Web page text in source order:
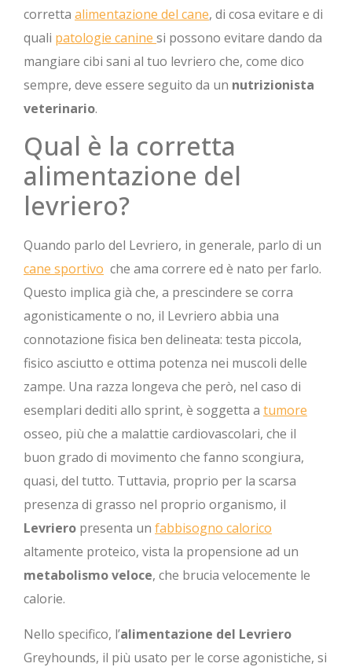
corretta alimentazione del cane, di cosa evitare e di
quali patologie canine si possono evitare dando da
mangiare cibi sani al tuo levriero che, come dico
sempre, deve essere seguito da un nutrizionista
veterinario.
Qual è la corretta
alimentazione del
levriero?
Quando parlo del Levriero, in generale, parlo di un
cane sportivo che ama correre ed è nato per farlo.
Questo implica già che, a prescindere se corra
agonisticamente o no, il Levriero abbia una
connotazione fisica ben delineata: testa piccola,
fisico asciutto e ottima potenza nei muscoli delle
zampe. Una razza longeva che però, nel caso di
esemplari dediti allo sprint, è soggetta a tumore
osseo, più che a malattie cardiovascolari, che il
buon grado di movimento che fanno scongiura,
quasi, del tutto. Tuttavia, proprio per la scarsa
presenza di grasso nel proprio organismo, il
Levriero presenta un fabbisogno calorico
altamente proteico, vista la propensione ad un
metabolismo veloce, che brucia velocemente le
calorie.
Nello specifico, l’alimentazione del Levriero
Greyhounds, il più usato per le corse agonistiche, si